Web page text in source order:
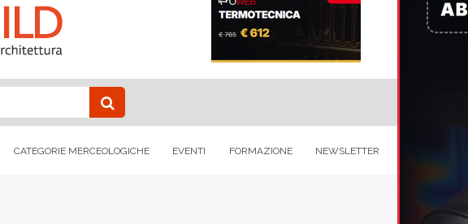
CATEGORIE MERCEOLOGICHE EVENTI FORMAZIONE NEWSLETTER